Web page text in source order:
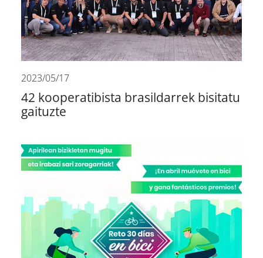
2023/05/17
42 kooperatibista brasildarrek bisitatu
gaituzte